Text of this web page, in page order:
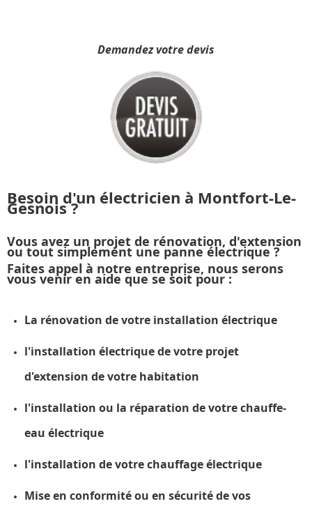
Demandez votre devis
Besoin d'un électricien à Montfort-Le-
Gesnois ?
Vous avez un projet de rénovation, d'extension
ou tout simplement une panne électrique ?
Faites appel à notre entreprise, nous serons
vous venir en aide que se soit pour :
La rénovation de votre installation électrique
l'installation électrique de votre projet
d'extension de votre habitation
l'installation ou la réparation de votre chauffe-
eau électrique
l'installation de votre chauffage électrique
Mise en conformité ou en sécurité de vos